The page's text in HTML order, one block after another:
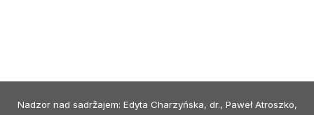
Nadzor nad sadržajem: Edyta Charzyńska, dr., Paweł Atroszko,